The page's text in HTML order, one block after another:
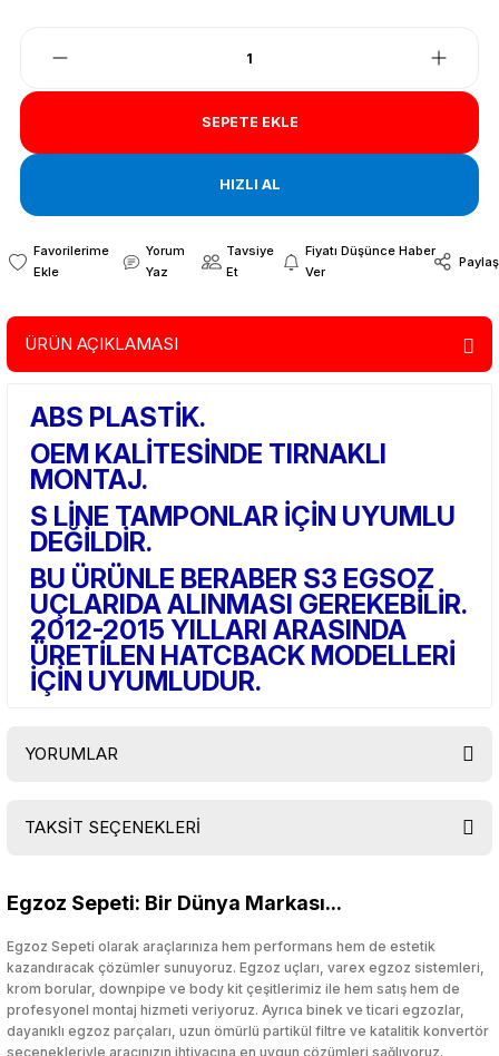
SEPETE EKLE
HIZLI AL
Yorum
Yaz
Tavsiye
Et
Fiyatı Düşünce Haber
Ver
Paylaş
ÜRÜN AÇIKLAMASI
ABS PLASTİK.
OEM KALİTESİNDE TIRNAKLI
MONTAJ.
S LİNE TAMPONLAR İÇİN UYUMLU
DEĞİLDİR.
BU ÜRÜNLE BERABER S3 EGSOZ
UÇLARIDA ALINMASI GEREKEBİLİR.
2012-2015 YILLARI ARASINDA
ÜRETİLEN HATCBACK MODELLERİ
İÇİN UYUMLUDUR.
YORUMLAR
TAKSİT SEÇENEKLERİ
Egzoz Sepeti: Bir Dünya Markası...
Egzoz Sepeti olarak araçlarınıza hem performans hem de estetik
kazandıracak çözümler sunuyoruz. Egzoz uçları, varex egzoz sistemleri,
krom borular, downpipe ve body kit çeşitlerimiz ile hem satış hem de
profesyonel montaj hizmeti veriyoruz. Ayrıca binek ve ticari egzozlar,
dayanıklı egzoz parçaları, uzun ömürlü partikül filtre ve katalitik konvertör
seçenekleriyle aracınızın ihtiyacına en uygun çözümleri sağlıyoruz.